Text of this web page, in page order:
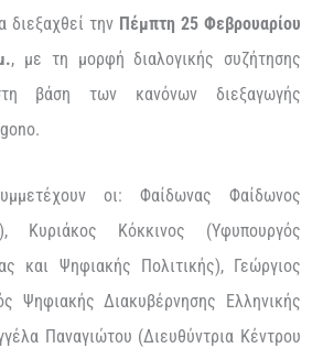
διεξαχθεί την Πέμπτη 25 Φεβρουαρίου
, με τη μορφή διαλογικής συζήτησης
βάση των κανόνων διεξαγωγής
οι: Φαίδωνας Φαίδωνος
Κυριάκος Κόκκινος (Υφυπουργός
και Ψηφιακής Πολιτικής), Γεώργιος
Ψηφιακής Διακυβέρνησης Ελληνικής
Παναγιώτου (Διευθύντρια Κέντρου